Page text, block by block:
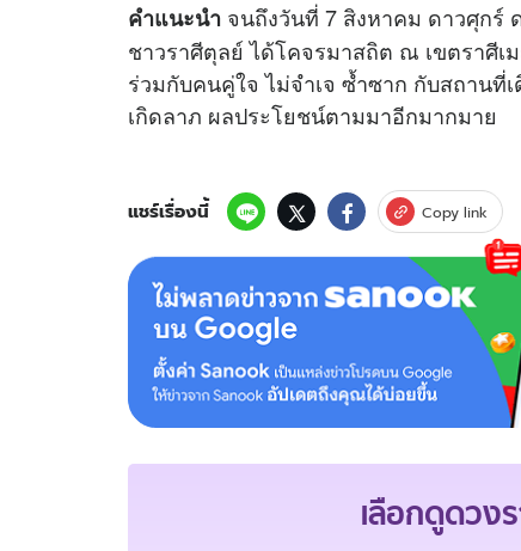
คำแนะนำ จนถึงวันที่ 7 สิงหาคม ดาวศุกร์
ชาวราศีตุลย์ ได้โคจรมาสถิต ณ เขตราศี
ร่วมกับคนคู่ใจ ไม่จำเจ ซ้ำซาก กับสถานที่
เกิดลาภ ผลประโยชน์ตามมาอีกมากมาย
แชร์เรื่องนี้ Copy link
เลือกดูดวง